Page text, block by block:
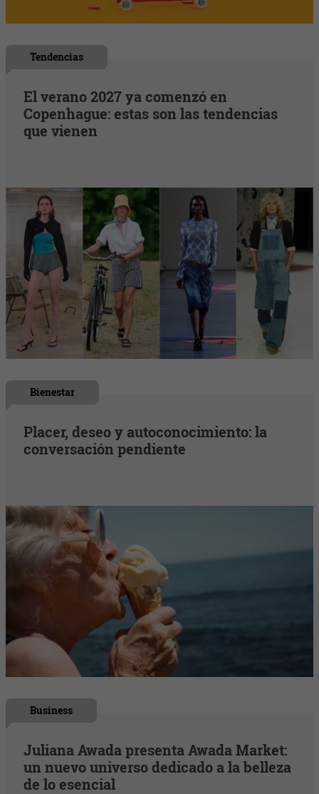
Tendencias
El verano 2027 ya comenzó en
Copenhague: estas son las tendencias
que vienen
Bienestar
Placer, deseo y autoconocimiento: la
conversación pendiente
Business
Juliana Awada presenta Awada Market:
un nuevo universo dedicado a la belleza
de lo esencial